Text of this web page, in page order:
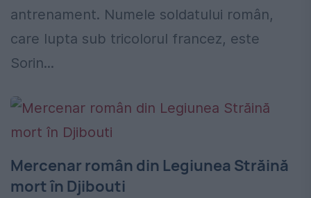
antrenament. Numele soldatului român,
care lupta sub tricolorul francez, este
Sorin...
Mercenar român din Legiunea Străină
mort în Djibouti